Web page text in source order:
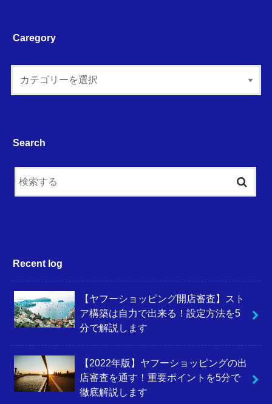
Caregory
Search
Recent log
【ヤフーショッピング開店審査】スト
ア構築は自力で出来る！設定方法を5
分で解説します
【2022年版】ヤフーショッピングの出
店審査を通す！重要ポイントを5分で
徹底解説します